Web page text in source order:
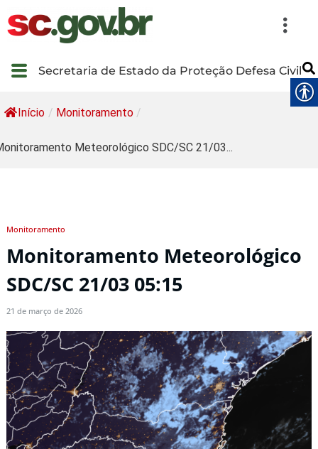
Secretaria de Estado da Proteção Defesa Civil
Início / Monitoramento /
Meteorológico SDC/SC 21/03...
Monitoramento
Monitoramento Meteorológico
SDC/SC 21/03 05:15
21 de março de 2026